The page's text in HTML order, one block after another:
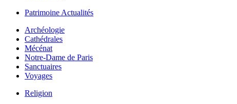
Patrimoine Actualités
Archéologie
Cathédrales
Mécénat
Notre-Dame de Paris
Sanctuaires
Voyages
Religion